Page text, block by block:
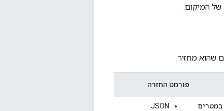
של המיקום.
פורמט החזרה
במטרים
JSON